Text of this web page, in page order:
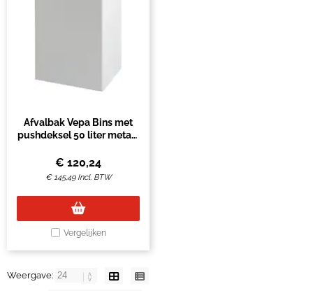
Afvalbak Vepa Bins met
pushdeksel 50 liter metaal
€ 120,24
€145,49 Incl. BTW
Vergelijken
Weergave: